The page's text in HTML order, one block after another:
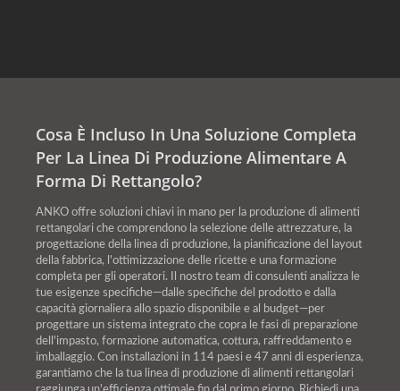
Cosa È Incluso In Una Soluzione Completa
Per La Linea Di Produzione Alimentare A
Forma Di Rettangolo?
ANKO offre soluzioni chiavi in mano per la produzione di alimenti
rettangolari che comprendono la selezione delle attrezzature, la
progettazione della linea di produzione, la pianificazione del layout
della fabbrica, l'ottimizzazione delle ricette e una formazione
completa per gli operatori. Il nostro team di consulenti analizza le
tue esigenze specifiche—dalle specifiche del prodotto e dalla
capacità giornaliera allo spazio disponibile e al budget—per
progettare un sistema integrato che copra le fasi di preparazione
dell'impasto, formazione automatica, cottura, raffreddamento e
imballaggio. Con installazioni in 114 paesi e 47 anni di esperienza,
garantiamo che la tua linea di produzione di alimenti rettangolari